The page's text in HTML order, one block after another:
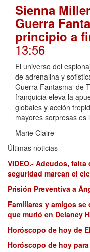
Sienna
Guerra
principio a
13:56
El universo del
de adrenalina y
Guerra Fantasma‘ de
franquicia eleva la
globales y acción
mayores sorpresas es
Marie Claire
Últimas noticias
VIDEO.- Adeudos,
seguridad marcan el
Prisión Preventiva a
Familiares y amigos
que murió en Delaney
Horóscopo de hoy de
Horóscopo de hoy